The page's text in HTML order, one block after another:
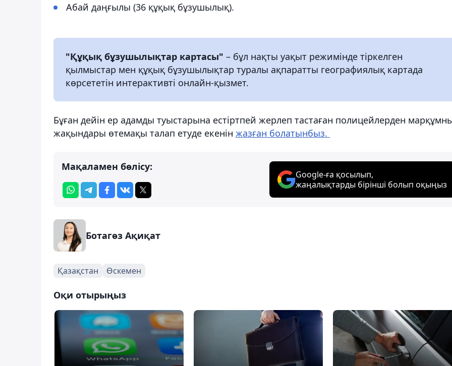
Абай даңғылы (36 құқық бұзушылық).
"Құқық бұзушылықтар картасы" – бұл нақты уақыт режимінде тіркелген
қылмыстар мен құқық бұзушылықтар туралы ақпаратты географиялық картада
көрсететін интерактивті онлайн-қызмет.
Бұған дейін ер адамды туыстарына естіртпей жерлеп тастаған полицейлерден
жақындары өтемақы талап етуде екенін жазған болатынбыз.
Мақаламен бөлісу:
Google-ға қосылып,
жаңалықтарды бірінші болып оқыңыз
Ботагөз Ақиқат
Қазақстан Өскемен
Оқи отырыңыз